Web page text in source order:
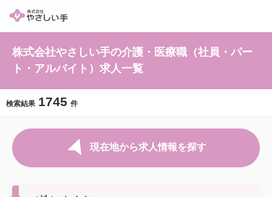
株式会社やさしい手の介護・医療職（社員・パー
ト・アルバイト）求人一覧
検索結果 1745 件
現在地から求人情報を探す